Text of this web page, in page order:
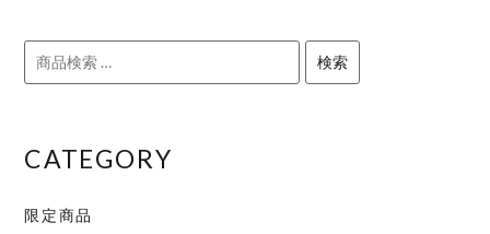
検
索
検索
CATEGORY
限定商品
り
ま
プ
ョ